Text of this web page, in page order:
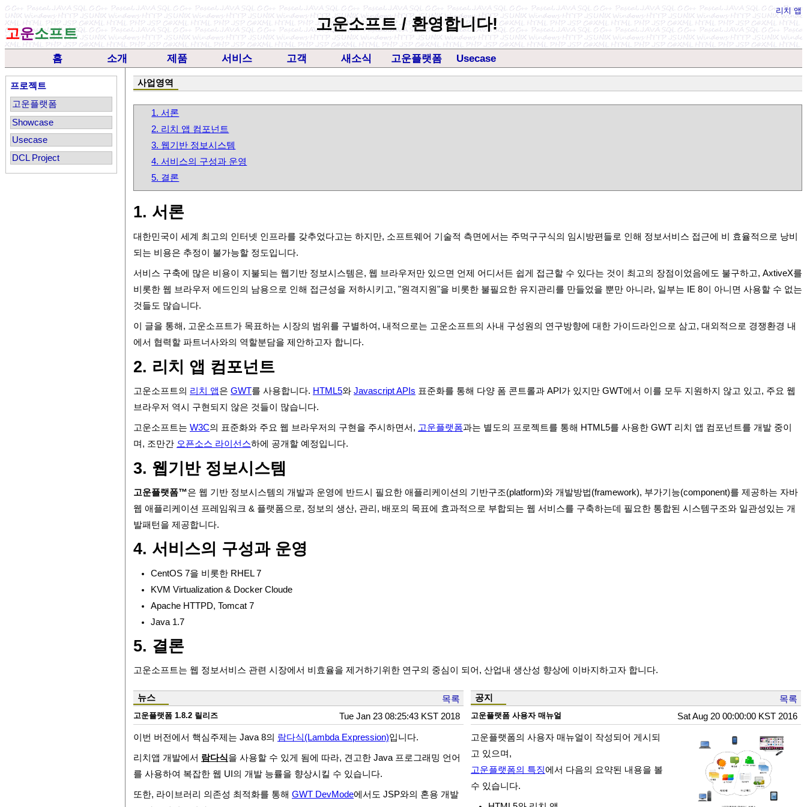
고운소프트
고운소프트 / 환영합니다!
리치 앱
홈 소개 제품 서비스 고객 새소식 고운플랫폼 Usecase
프로젝트
고운플랫폼
Showcase
Usecase
DCL Project
사업영역
1. 서론
2. 리치 앱 컴포넌트
3. 웹기반 정보시스템
4. 서비스의 구성과 운영
5. 결론
1. 서론
대한민국이 세계 최고의 인터넷 인프라를 갖추었다고는 하지만, 소프트웨어 기술적 측면에서는 주먹구구식의 임시방편들로 인해 정보서비스 접근에 비 효율적으로 낭비
되는 비용은 추정이 불가능할 정도입니다.
서비스 구축에 많은 비용이 지불되는 웹기반 정보시스템은, 웹 브라우저만 있으면 언제 어디서든 쉽게 접근할 수 있다는 것이 최고의 장점이었음에도 불구하고, AxtiveX를
비롯한 웹 브라우저 에드인의 남용으로 인해 접근성을 저하시키고, "원격지원"을 비롯한 불필요한 유지관리를 만들었을 뿐만 아니라, 일부는 IE 8이 아니면 사용할 수 없는
것들도 많습니다.
이 글을 통해, 고운소프트가 목표하는 시장의 범위를 구별하여, 내적으로는 고운소프트의 사내 구성원의 연구방향에 대한 가이드라인으로 삼고, 대외적으로 경쟁환경 내
에서 협력할 파트너사와의 역할분담을 제안하고자 합니다.
2. 리치 앱 컴포넌트
고운소프트의 리치 앱은 GWT를 사용합니다. HTML5와 Javascript APIs 표준화를 통해 다양 폼 콘트롤과 API가 있지만 GWT에서 이를 모두 지원하지 않고 있고, 주요 웹
브라우저 역시 구현되지 않은 것들이 많습니다.
고운소프트는 W3C의 표준화와 주요 웹 브라우저의 구현을 주시하면서, 고운플랫폼과는 별도의 프로젝트를 통해 HTML5를 사용한 GWT 리치 앱 컴포넌트를 개발 중이
며, 조만간 오픈소스 라이선스하에 공개할 예정입니다.
3. 웹기반 정보시스템
고운플랫폼™은 웹 기반 정보시스템의 개발과 운영에 반드시 필요한 애플리케이션의 기반구조(platform)와 개발방법(framework), 부가기능(component)를 제공하는 자바
웹 애플리케이션 프레임워크 & 플랫폼으로, 정보의 생산, 관리, 배포의 목표에 효과적으로 부합되는 웹 서비스를 구축하는데 필요한 통합된 시스템구조와 일관성있는 개
발패턴을 제공합니다.
4. 서비스의 구성과 운영
CentOS 7을 비롯한 RHEL 7
KVM Virtualization & Docker Cloude
Apache HTTPD, Tomcat 7
Java 1.7
5. 결론
고운소프트는 웹 정보서비스 관련 시장에서 비효율을 제거하기위한 연구의 중심이 되어, 산업내 생산성 향상에 이바지하고자 합니다.
뉴스 목록
고운플랫폼 1.8.2 릴리즈 Tue Jan 23 08:25:43 KST 2018
이번 버전에서 핵심주제는 Java 8의 람다식(Lambda Expression)입니다.
리치앱 개발에서 람다식을 사용할 수 있게 됨에 따라, 견고한 Java 프로그래밍 언어
를 사용하여 복잡한 웹 UI의 개발 능률을 향상시킬 수 있습니다.
또한, 라이브러리 의존성 최적화를 통해 GWT DevMode에서도 JSP와의 혼용 개발
공지 목록
고운플랫폼 사용자 매뉴얼 Sat Aug 20 00:00:00 KST 2016
고운플랫폼의 사용자 매뉴얼이 작성되어 게시되
고 있으며,
고운플랫폼의 특징에서 다음의 요약된 내용을 볼
수 있습니다.